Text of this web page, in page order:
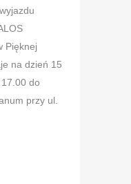
Pięknej
na dzień 15
do
przy ul.